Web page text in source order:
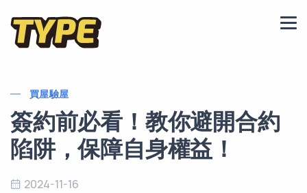
買屋驗屋
簽約前必看！教你避開合約
陷阱，保障自身權益！
2024-11-16